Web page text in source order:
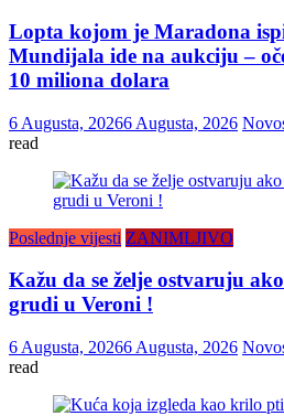
Lopta kojom je Maradona
Mundijala ide na aukciju –
10 miliona dolara
6 Augusta, 20266 Augusta, 2026
read
Poslednje vijesti ZANIMLJIVO
Kažu da se želje ostvaruju
grudi u Veroni !
6 Augusta, 20266 Augusta, 2026
read